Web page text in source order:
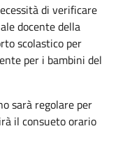
di verificare
docente della
scolastico per
per i bambini del
sarà regolare per
il consueto orario